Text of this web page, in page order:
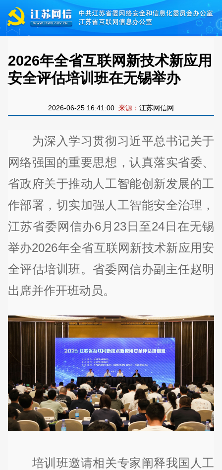
2026年全省互联网新技术新应用
安全评估培训班在无锡举办
2026-06-25 16:41:00 来源： 江苏网信网
为深入学习贯彻习近平总书记关于
网络强国的重要思想，认真落实省委、
省政府关于推动人工智能创新发展的工
作部署，切实加强人工智能安全治理，
江苏省委网信办6月23日至24日在无锡
举办2026年全省互联网新技术新应用安
全评估培训班。省委网信办副主任赵明
出席并作开班动员。
培训班邀请相关专家阐释我国人工